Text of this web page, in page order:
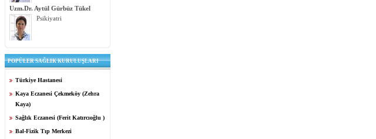
Uzm.Dr. Aytül Gürbüz Tükel
Psikiyatri
POPÜLER SAĞLIK KURULUŞLARI
Türkiye Hastanesi
Kaya Eczanesi Çekmeköy (Zehra
Kaya)
Sağlık Eczanesi (Ferit Katırcıoğlu )
Bal-Fizik Tıp Merkezi